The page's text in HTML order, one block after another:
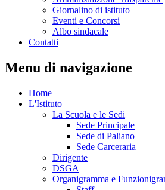
Giornalino di istituto
Eventi e Concorsi
Albo sindacale
Contatti
Menu di navigazione
Home
L'Istituto
La Scuola e le Sedi
Sede Principale
Sede di Paliano
Sede Carceraria
Dirigente
DSGA
Organigramma e